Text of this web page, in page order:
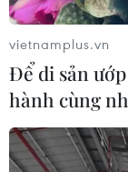
vietnamplus.vn
Để di sản
hành cùng